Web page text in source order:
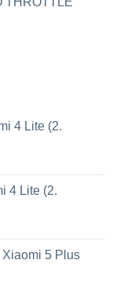
4 Lite (2.
4 Lite (2.
5 Plus